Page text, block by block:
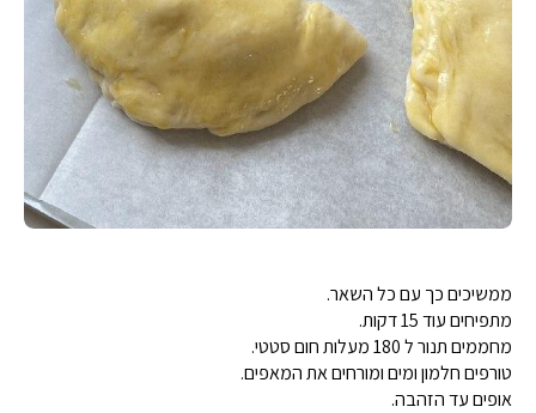
ממשיכים כך עם כל השאר.
מתפיחים עוד 15 דקות.
מחממים תנור ל 180 מעלות חום סטטי.
טורפים חלמון ומים ומורחים את המאפים.
אופים עד הזהבה.